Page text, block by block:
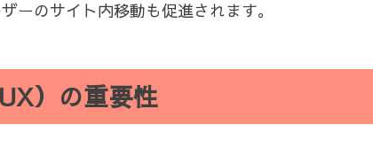
ーのサイト内移動も促進されます。
）の重要性